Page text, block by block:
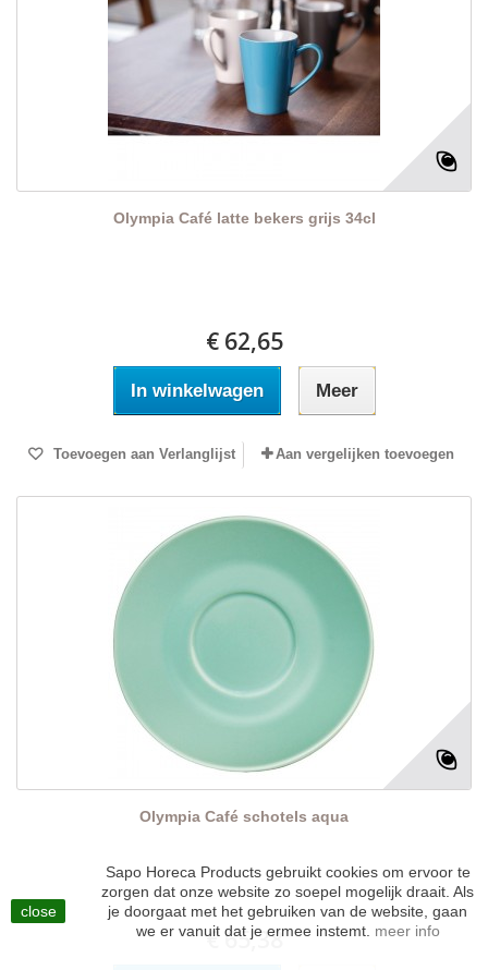
Olympia Café latte bekers grijs 34cl
€ 62,65
In winkelwagen Meer
Toevoegen aan Verlanglijst Aan vergelijken toevoegen
Olympia Café schotels aqua
€ 65,38
close
Sapo Horeca Products gebruikt cookies om ervoor te
zorgen dat onze website zo soepel mogelijk draait. Als
je doorgaat met het gebruiken van de website, gaan
we er vanuit dat je ermee instemt. meer info